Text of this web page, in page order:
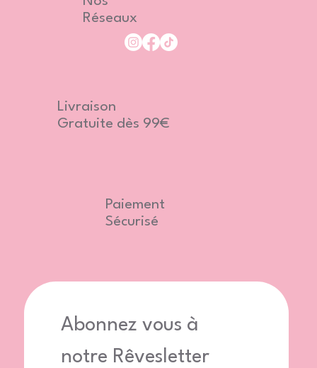
Abonnez vous à
notre Rêvesletter
Réseaux
Livraison
Gratuite dès 99€
Paiement
Sécurisé